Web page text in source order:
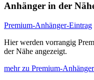
Anhänger in der
Premium-Anhänger-Eintrag
Hier werden vorrangig
der Nähe angezeigt.
mehr zu Premium-